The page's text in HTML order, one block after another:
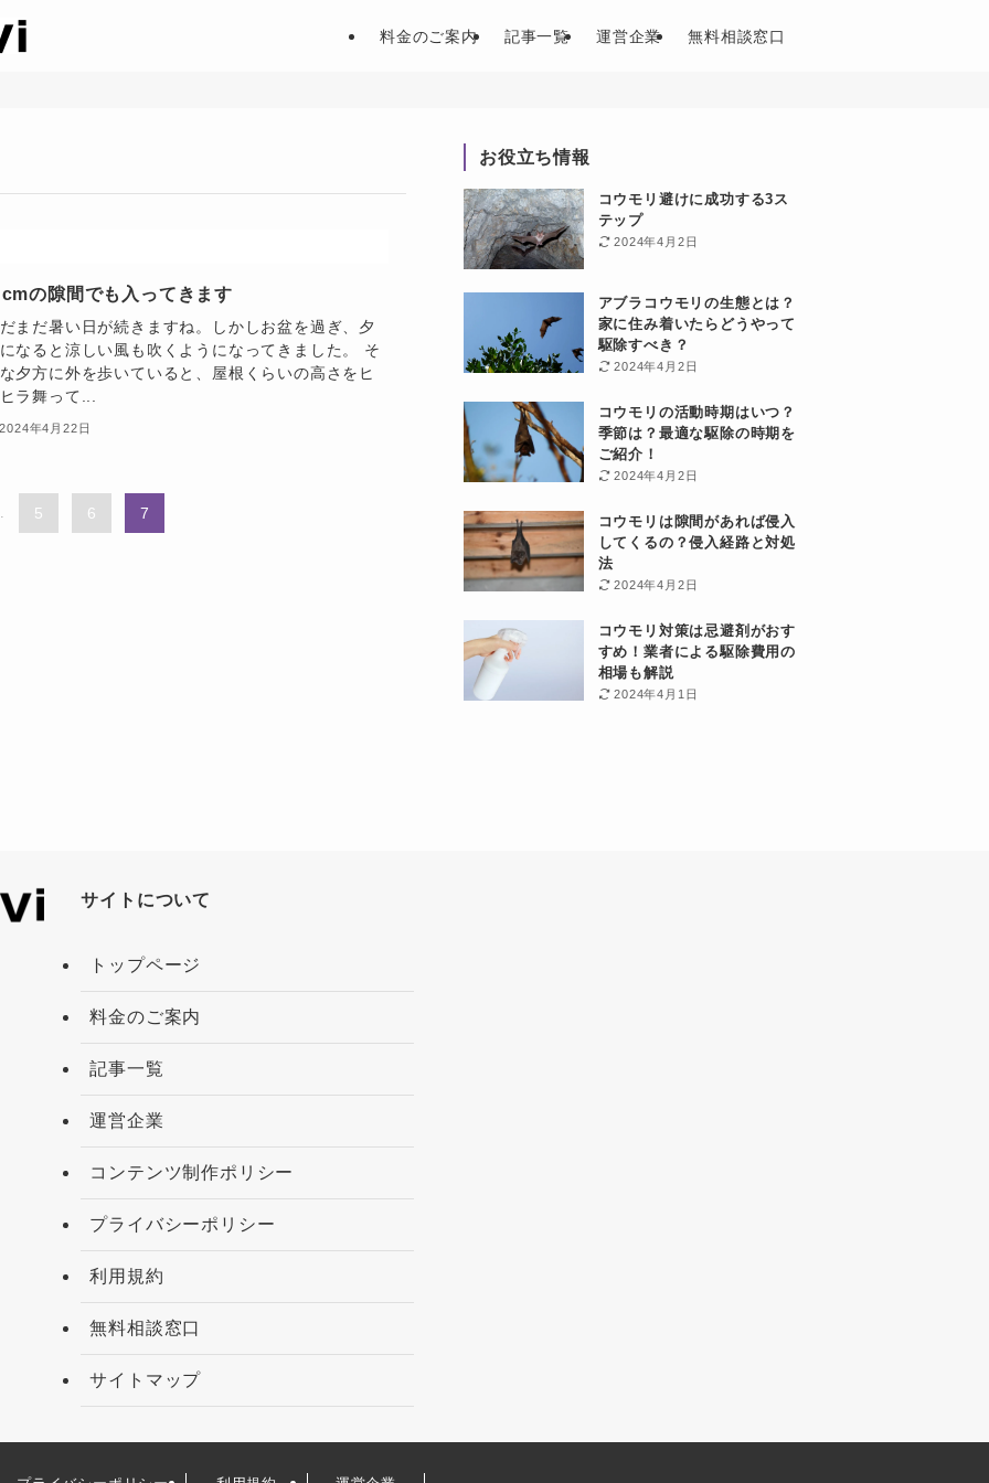
料金のご案内 記事一覧 運営企業 無料相談窓口
の隙間でも入ってきます
まだ暑い日が続きますね。しかしお盆を過ぎ、夕
なると涼しい風も吹くようになってきました。 そ
夕方に外を歩いていると、屋根くらいの高さをヒ
ラ舞って...
2024年4月22日
5 6 7
お役立ち情報
コウモリ避けに成功する3ス
テップ
2024年4月2日
アブラコウモリの生態とは？
家に住み着いたらどうやって
駆除すべき？
2024年4月2日
コウモリの活動時期はいつ？
季節は？最適な駆除の時期を
ご紹介！
2024年4月2日
コウモリは隙間があれば侵入
してくるの？侵入経路と対処
法
2024年4月2日
コウモリ対策は忌避剤がおす
すめ！業者による駆除費用の
相場も解説
2024年4月1日
サイトについて
トップページ
料金のご案内
記事一覧
運営企業
コンテンツ制作ポリシー
プライバシーポリシー
利用規約
無料相談窓口
サイトマップ